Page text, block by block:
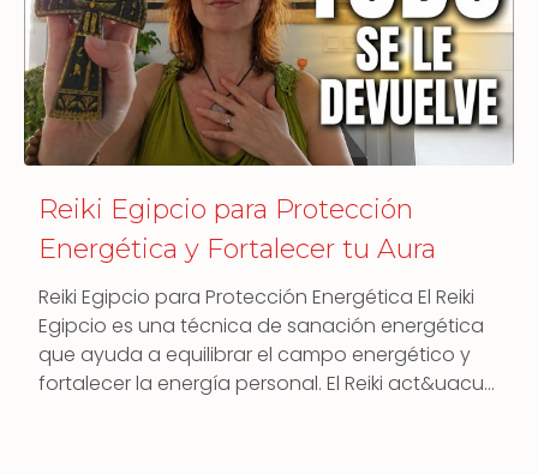
Reiki Egipcio para Protección
Energética y Fortalecer tu Aura
Reiki Egipcio para Protección Energética El Reiki
Egipcio es una técnica de sanación energética
que ayuda a equilibrar el campo energético y
fortalecer la energía personal. El Reiki act&uacu…